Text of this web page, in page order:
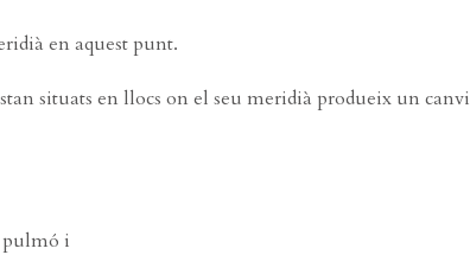
en aquest punt.
situats en llocs on el seu meridià produeix un canvi
pulmó i